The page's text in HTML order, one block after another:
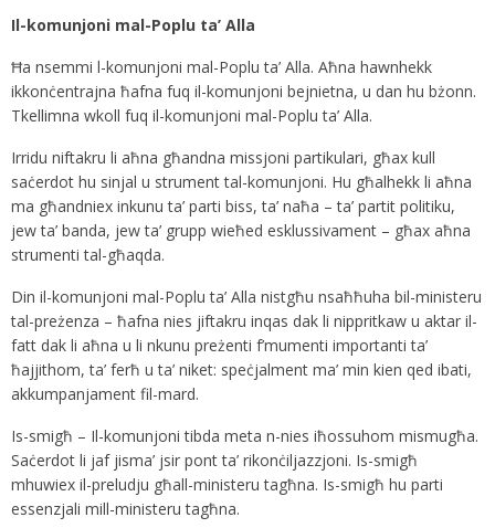
Il-komunjoni mal-Poplu ta’ Alla
Ħa nsemmi l-komunjoni mal-Poplu ta’ Alla. Aħna hawnhekk
ikkonċentrajna ħafna fuq il-komunjoni bejnietna, u dan hu bżonn.
Tkellimna wkoll fuq il-komunjoni mal-Poplu ta’ Alla.
Irridu niftakru li aħna għandna missjoni partikulari, għax kull
saċerdot hu sinjal u strument tal-komunjoni. Hu għalhekk li aħna
ma għandniex inkunu ta’ parti biss, ta’ naħa – ta’ partit politiku,
jew ta’ banda, jew ta’ grupp wieħed esklussivament – għax aħna
strumenti tal-għaqda.
Din il-komunjoni mal-Poplu ta’ Alla nistgħu nsaħħuha bil-ministeru
tal-preżenza – ħafna nies jiftakru inqas dak li nippritkaw u aktar il-
fatt dak li aħna u li nkunu preżenti f’mumenti importanti ta’
ħajjithom, ta’ ferħ u ta’ niket: speċjalment ma’ min kien qed ibati,
akkumpanjament fil-mard.
Is-smigħ – Il-komunjoni tibda meta n-nies iħossuhom mismugħa.
Saċerdot li jaf jisma’ jsir pont ta’ rikonċiljazzjoni. Is-smigħ
mhuwiex il-preludju għall-ministeru tagħna. Is-smigħ hu parti
essenzjali mill-ministeru tagħna.